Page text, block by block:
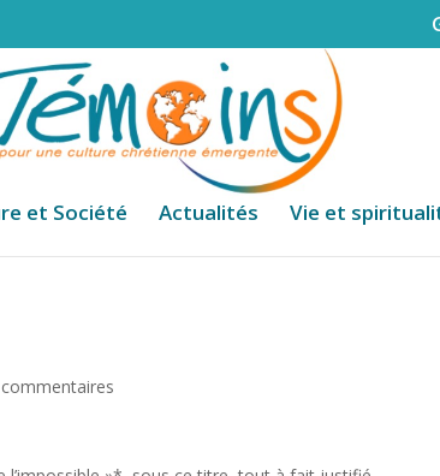
et Société Actualités Vie et